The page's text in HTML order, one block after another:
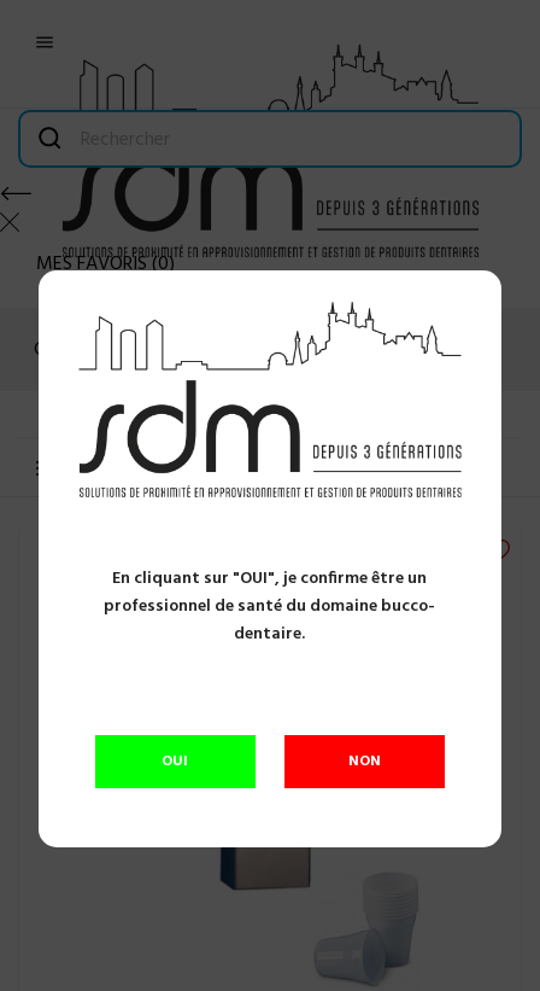
En cliquant sur "OUI", je confirme être un
professionnel de santé du domaine bucco-
dentaire.
OUI NON

MES FAVORIS(0)
Connexion
MENU